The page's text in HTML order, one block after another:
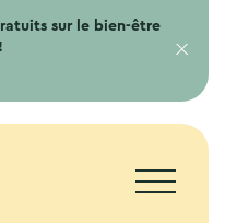
sur le bien-être